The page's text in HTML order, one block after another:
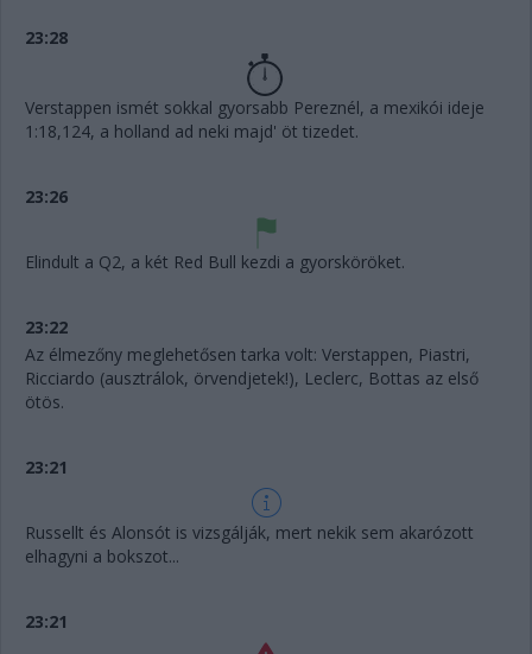
23:28
Verstappen ismét sokkal gyorsabb Pereznél, a mexikói ideje
1:18,124, a holland ad neki majd' öt tizedet.
23:26
Elindult a Q2, a két Red Bull kezdi a gyorsköröket.
23:22
Az élmezőny meglehetősen tarka volt: Verstappen, Piastri,
Ricciardo (ausztrálok, örvendjetek!), Leclerc, Bottas az első
ötös.
23:21
Russellt és Alonsót is vizsgálják, mert nekik sem akarózott
elhagyni a bokszot...
23:21